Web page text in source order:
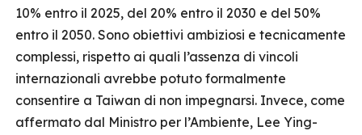
10% entro il 2025, del 20% entro il 2030 e del 50%
entro il 2050. Sono obiettivi ambiziosi e tecnicamente
complessi, rispetto ai quali l’assenza di vincoli
internazionali avrebbe potuto formalmente
consentire a Taiwan di non impegnarsi. Invece, come
affermato dal Ministro per l’Ambiente, Lee Ying-